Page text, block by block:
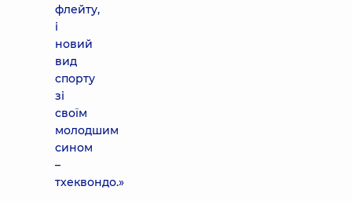
флейту,
і
новий
вид
спорту
зі
своїм
молодшим
сином
–
тхеквондо.»